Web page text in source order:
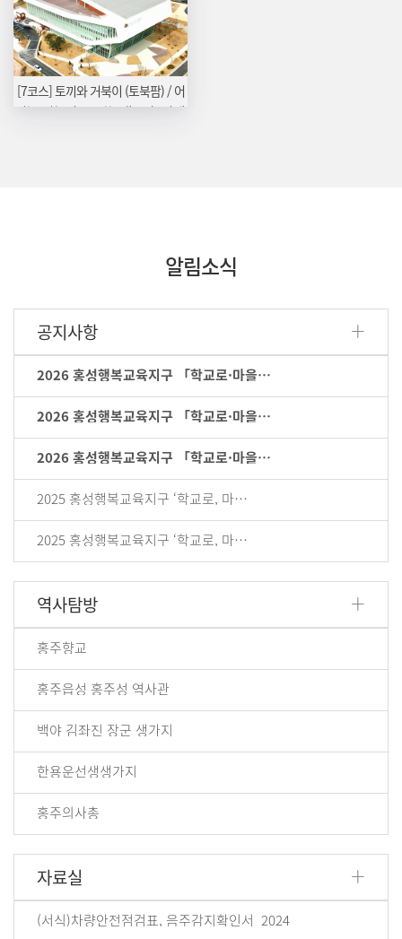
[7코스] 토끼와 거북이 (토북팜) / 어
린농부학교 (오로라농장) 04/13 (월)
알림소식
+
공지사항
2026 홍성행복교육지구 「학교로·마을…
2026 홍성행복교육지구 「학교로·마을…
2026 홍성행복교육지구 「학교로·마을…
2025 홍성행복교육지구 ‘학교로, 마…
2025 홍성행복교육지구 ‘학교로, 마…
+
역사탐방
홍주향교
홍주읍성 홍주성 역사관
백야 김좌진 장군 생가지
한용운선생생가지
홍주의사총
+
자료실
(서식)차량안전점검표, 음주감지확인서_2024